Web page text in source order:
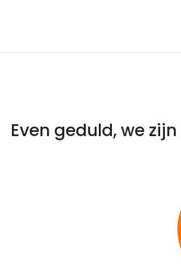
Even geduld, we zijn